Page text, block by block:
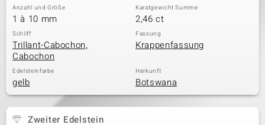
Anzahl und Größe
1 à 10 mm
Karatgewicht Summe
2,46 ct
Schliff
Trillant-Cabochon,
Cabochon
Fassung
Krappenfassung
Edelsteinfarbe
gelb
Herkunft
Botswana
Zweiter Edelstein